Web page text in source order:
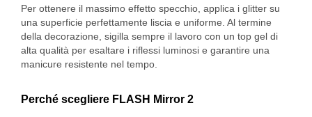
Per ottenere il massimo effetto specchio, applica i glitter su
una superficie perfettamente liscia e uniforme. Al termine
della decorazione, sigilla sempre il lavoro con un top gel di
alta qualità per esaltare i riflessi luminosi e garantire una
manicure resistente nel tempo.
Perché scegliere FLASH Mirror 2